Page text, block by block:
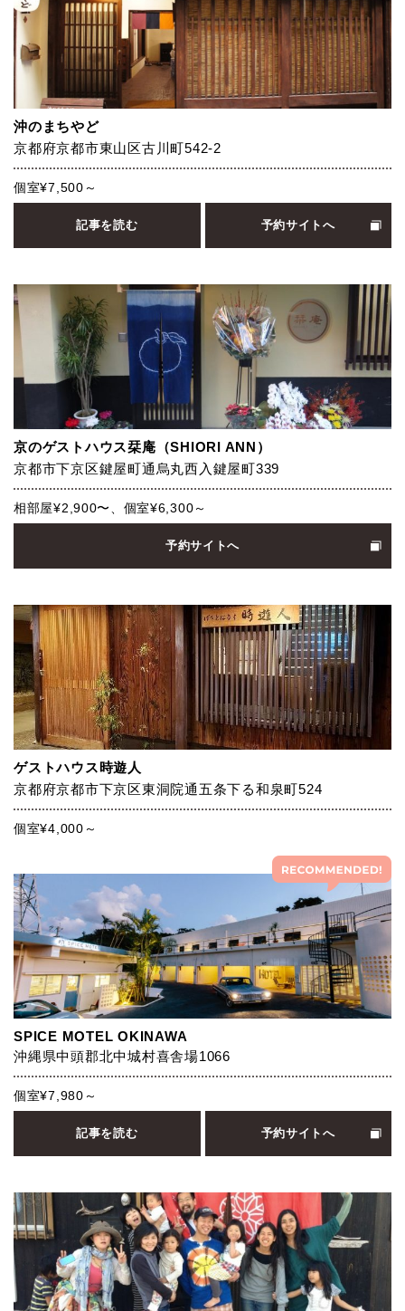
沖のまちやど
京都府京都市東山区古川町542-2
個室¥7,500～
記事を読む 予約サイトへ
京のゲストハウス栞庵（SHIORI ANN）
京都市下京区鍵屋町通烏丸西入鍵屋町339
相部屋¥2,900〜、個室¥6,300～
予約サイトへ
ゲストハウス時遊人
京都府京都市下京区東洞院通五条下る和泉町524
個室¥4,000～
SPICE MOTEL OKINAWA
沖縄県中頭郡北中城村喜舎場1066
個室¥7,980～
記事を読む 予約サイトへ